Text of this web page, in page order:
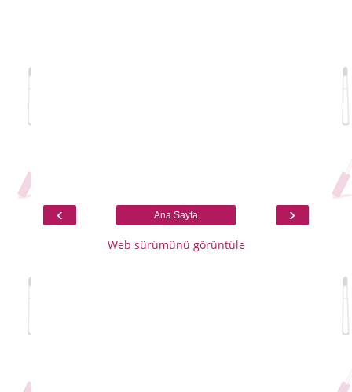
‹ ›
Ana Sayfa
Web sürümünü görüntüle